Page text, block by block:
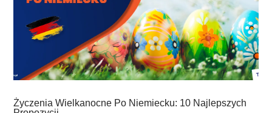
Życzenia Wielkanocne Po Niemiecku: 10 Najlepszych